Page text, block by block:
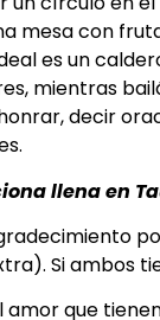
mesa con
es un
mientras
decir
llena en
Si ambos
que